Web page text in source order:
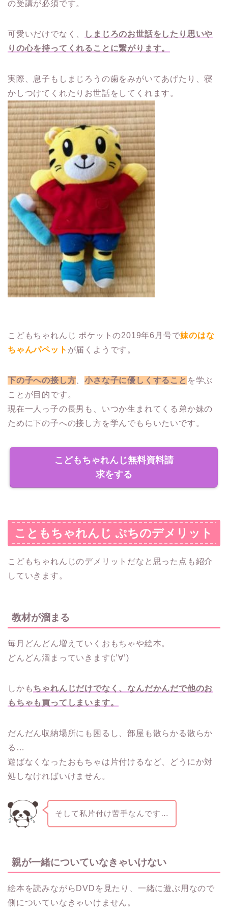
の受講が必須です。
可愛いだけでなく、
しまじろのお世話をしたり思いや
りの心を持ってくれることに繋がります。
実際、息子もしまじろうの歯をみがいてあげたり、寝
かしつけてくれたりお世話をしてくれます。
こどもちゃれんじ ポケットの2019年6月号で妹のはな
ちゃんパペット が届くようです。
下の子への接し方 、小さな子に優しくすること を学ぶ
ことが目的です。
現在一人っ子の長男も、いつか生まれてくる弟か妹の
ために下の子への接し方を学んでもらいたいです。
こどもちゃれんじ無料資料請
求をする
こともちゃれんじ ぷちのデメリット
こどもちゃれんじのデメリットだなと思った点も紹介
していきます。
教材が溜まる
毎月どんどん増えていくおもちゃや絵本。
どんどん溜まっていきます(;’∀’)
しかもちゃれんじだけでなく、なんだかんだで他のお
もちゃも買ってしまいます。
だんだん収納場所にも困るし、部屋も散らかる散らか
る…
遊ばなくなったおもちゃは片付けるなど、どうにか対
処しなければいけません。
そして私片付け苦手なんです…
親が一緒についていなきゃいけない
絵本を読みながらDVDを見たり、一緒に遊ぶ用なので
側についていなきゃいけません。